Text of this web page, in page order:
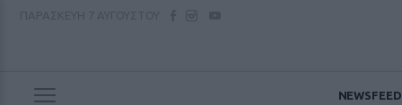
NEWSFEED